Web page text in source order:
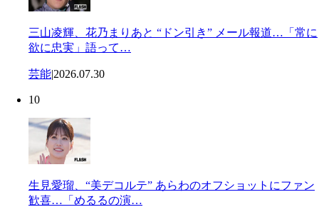
三山凌輝、花乃まりあと “ドン引き” メール報道…「常に
欲に忠実」語って…
芸能|2026.07.30
10
生見愛瑠、“美デコルテ” あらわのオフショットにファン
歓喜…「めるるの演…